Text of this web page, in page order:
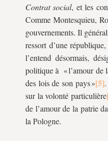
Contrat social, et les
Comme Montesquieu,
gouvernements. Il
ressort d’une
l’entend désormais,
politique à « l’amour de
des lois de son pays »
.
sur la volonté particulière
de l’amour de la patrie
la Pologne.